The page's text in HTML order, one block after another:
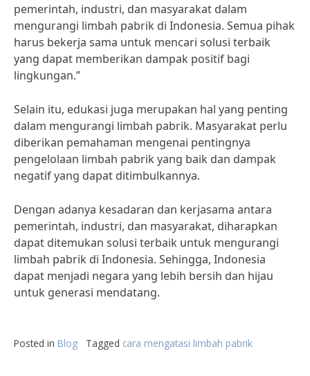
pemerintah, industri, dan masyarakat dalam
mengurangi limbah pabrik di Indonesia. Semua pihak
harus bekerja sama untuk mencari solusi terbaik
yang dapat memberikan dampak positif bagi
lingkungan.”
Selain itu, edukasi juga merupakan hal yang penting
dalam mengurangi limbah pabrik. Masyarakat perlu
diberikan pemahaman mengenai pentingnya
pengelolaan limbah pabrik yang baik dan dampak
negatif yang dapat ditimbulkannya.
Dengan adanya kesadaran dan kerjasama antara
pemerintah, industri, dan masyarakat, diharapkan
dapat ditemukan solusi terbaik untuk mengurangi
limbah pabrik di Indonesia. Sehingga, Indonesia
dapat menjadi negara yang lebih bersih dan hijau
untuk generasi mendatang.
Posted in Blog Tagged cara mengatasi limbah pabrik